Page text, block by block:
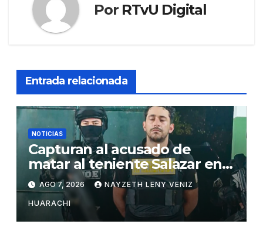
Por RTvU Digital
Entrada relacionada
NOTICIAS
Capturan al acusado de
matar al teniente Salazar en
San Matías
AGO 7, 2026 NAYZETH LENY VENIZ
HUARACHI